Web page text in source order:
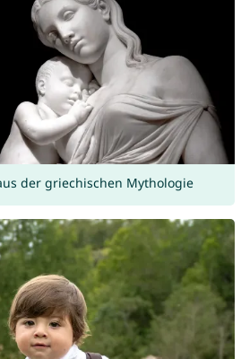
der griechischen Mythologie